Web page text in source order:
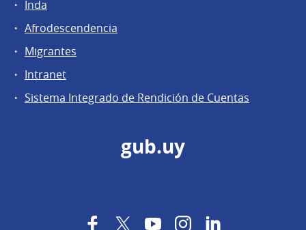
Inda
Afrodescendencia
Migrantes
Intranet
Sistema Integrado de Rendición de Cuentas
gub.uy
FacebookTwitterYouTubeInstagram